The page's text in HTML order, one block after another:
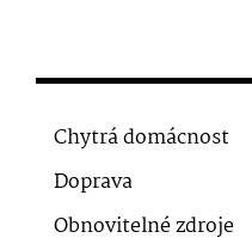
Chytrá domácnost
Doprava
Obnovitelné zdroje